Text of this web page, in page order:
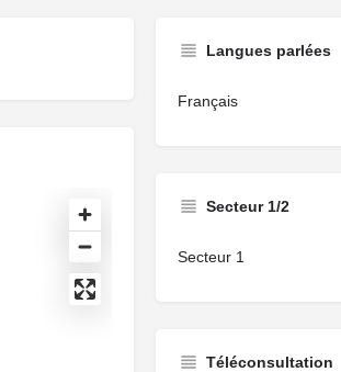
Langues parlées
Français
Secteur 1/2
Secteur 1
Téléconsultation